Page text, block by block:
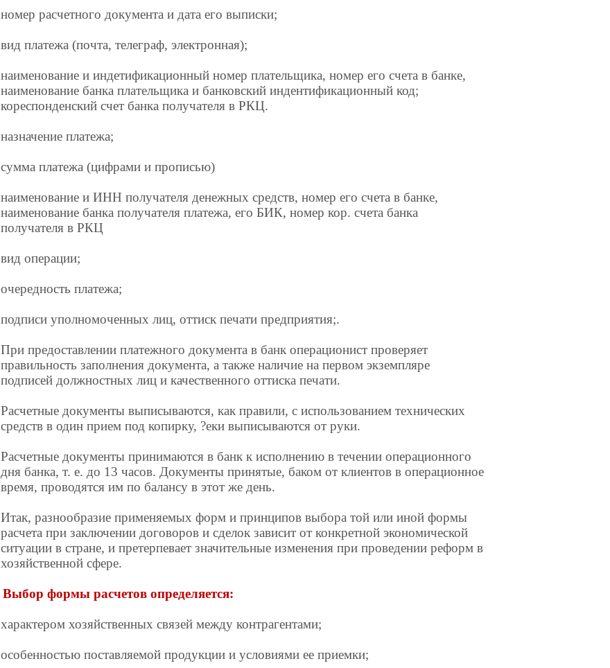
номер расчетного документа и дата его выписки;
вид платежа (почта, телеграф, электронная);
наименование и индетификационный номер плательщика, номер его счета в банке,
наименование банка плательщика и банковский индентификационный код;
кореспонденский счет банка получателя в РКЦ.
назначение платежа;
сумма платежа (цифрами и прописью)
наименование и ИНН получателя денежных средств, номер его счета в банке,
наименование банка получателя платежа, его БИК, номер кор. счета банка
получателя в РКЦ
вид операции;
очередность платежа;
подписи уполномоченных лиц, оттиск печати предприятия;.
При предоставлении платежного документа в банк операционист проверяет
правильность заполнения документа, а также наличие на первом экземпляре
подписей должностных лиц и качественного оттиска печати.
Расчетные документы выписываются, как правили, с использованием технических
средств в один прием под копирку, ?еки выписываются от руки.
Расчетные документы принимаются в банк к исполнению в течении операционного
дня банка, т. е. до 13 часов. Документы принятые, баком от клиентов в операционное
время, проводятся им по балансу в этот же день.
Итак, разнообразие применяемых форм и принципов выбора той или иной формы
расчета при заключении договоров и сделок зависит от конкретной экономической
ситуации в стране, и претерпевает значительные изменения при проведении реформ в
хозяйственной сфере.
Выбор формы расчетов определяется:
характером хозяйственных связей между контрагентами;
особенностью поставляемой продукции и условиями ее приемки;